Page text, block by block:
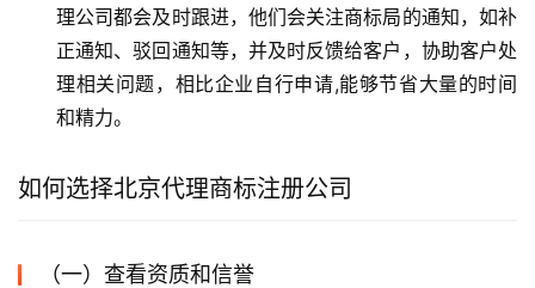
理公司都会及时跟进，他们会关注商标局的通知，如补
正通知、驳回通知等，并及时反馈给客户，协助客户处
理相关问题，相比企业自行申请,能够节省大量的时间
和精力。
如何选择北京代理商标注册公司
（一）查看资质和信誉